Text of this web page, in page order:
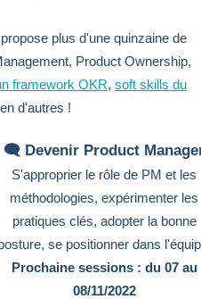
propose plus d'une quinzaine de
Product Ownership,
framework OKR, soft skills du
d'autres !
🗨️ Devenir Product
S'approprier le rôle de PM et les
méthodologies, expérimenter les
pratiques clés, adopter la bonne
se positionner dans
Prochaine sessions : du 07 au
08/11/2022